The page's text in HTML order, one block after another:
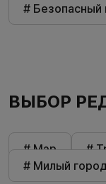
# Безопасный
ВЫБОР
# Мэр #
# Милый